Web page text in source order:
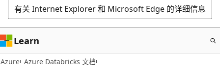
有关 Internet Explorer 和 Microsoft Edge 的详细信息
Learn
Azure Azure Databricks 文档